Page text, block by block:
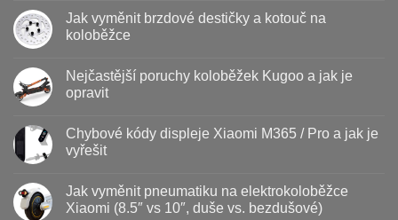
textu
s
koloběžky
kdy
jak
prodloužit
životnost
Jak vyměnit brzdové destičky a kotouč na
koloběžce
u
textu
s
vyměnit
brzdové
destičky
na
koloběžce
Nejčastější poruchy koloběžek Kugoo a jak je
opravit
u
textu
s
poruchy
koloběžek
Kugoo
Chybové kódy displeje Xiaomi M365 / Pro a jak je
vyřešit
textu
s
Jak vyměnit pneumatiku na elektrokoloběžce
Xiaomi (8.5″ vs 10″, duše vs. bezdušové)